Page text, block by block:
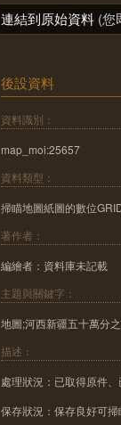
連結到原始資料 (您
後設資料
資料識別：
map_moi:25657
資料類型：
掃瞄地圖紙圖的數位
著作者：
編繪者：資料庫未記載
主題與關鍵字：
地圖;河西新疆五十萬分
描述：
處理狀況：已取得原件
保存狀況：保存良好可掃